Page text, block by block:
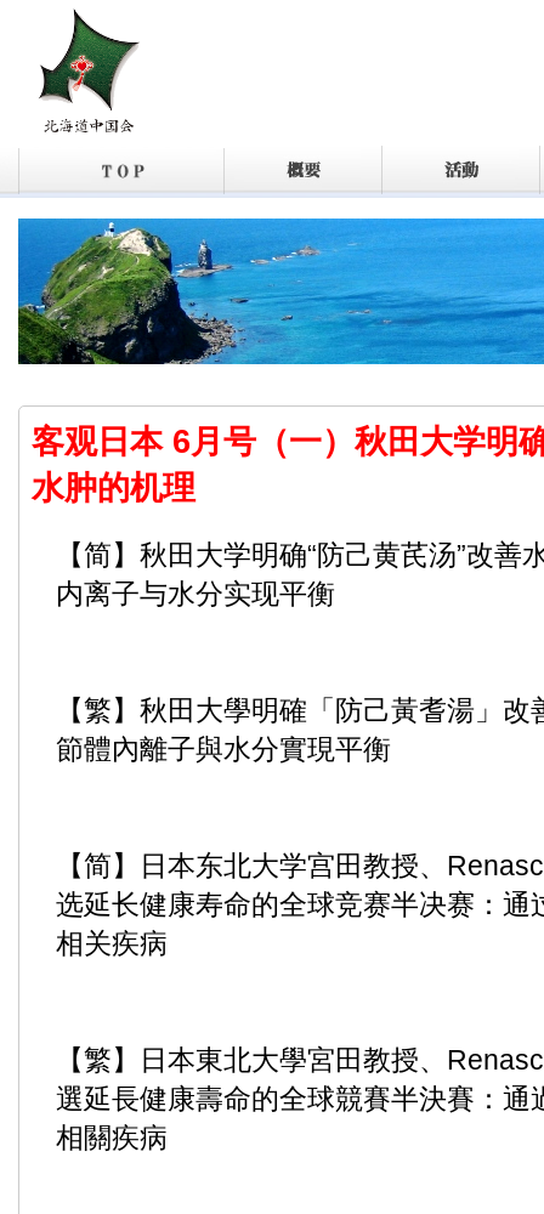
客观日本 6月号（一）秋田大学明
水肿的机理
【简】秋田大学明确“防己黄芪汤”改
内离子与水分实现平衡
【繁】秋田大學明確「防己黃耆湯」
節體內離子與水分實現平衡
【简】日本东北大学宫田教授、
选延长健康寿命的全球竞赛半决赛：通
相关疾病
【繁】日本東北大學宮田教授、
選延長健康壽命的全球競賽半決賽：通
相關疾病